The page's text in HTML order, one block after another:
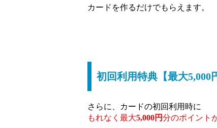
カードを作るだけでもらえます。
初回利用特典【最大5,000
さらに、カードの初回利用時に
もれなく最大5,000円分のポイント